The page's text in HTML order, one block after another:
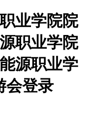
业学院院
职业学院
源职业学
会登录